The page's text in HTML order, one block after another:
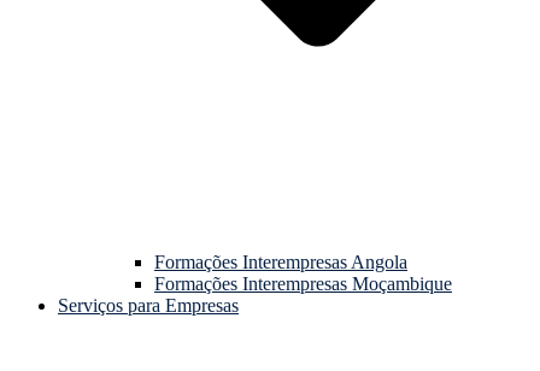
Formações Interempresas Angola
Formações Interempresas Moçambique
Serviços para Empresas